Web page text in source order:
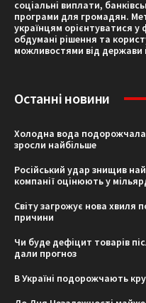
соціальні виплати,
програми для громадян.
українцям орієнтуватися у
обдумані рішення та
можливостями від держави
Останні новини
Холодна вода подорожчала
зросли найбільше
Російський удар знищив
компанії оцінюють у
Світу загрожує нова хвиля
причини
Чи буде дефіцит товарів
дали прогноз
В Україні подорожчають